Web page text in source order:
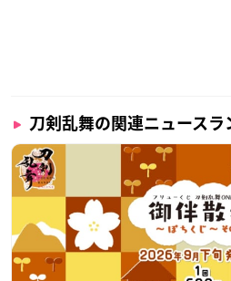
刀剣乱舞の関連ニュースラ